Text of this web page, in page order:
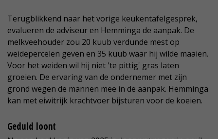
Terugblikkend naar het vorige keukentafelgesprek,
evalueren de adviseur en Hemminga de aanpak. De
melkveehouder zou 20 kuub verdunde mest op
weidepercelen geven en 35 kuub waar hij wilde maaien.
Voor het weiden wil hij niet 'te pittig' gras laten
groeien. De ervaring van de ondernemer met zijn
grond wegen de mannen mee in de aanpak. Hemminga
kan met eiwitrijk krachtvoer bijsturen voor de koeien.
Geduld loont